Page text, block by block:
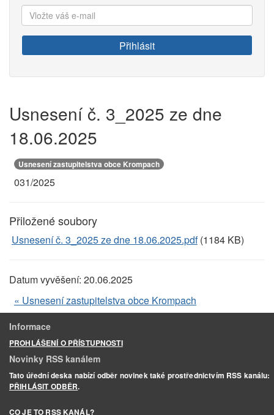
Vložte
váš
e-
mail:
Přihlásit
Usnesení č. 3_2025 ze dne
18.06.2025
Usnesení zastupitelstva obce Krompach
031/2025
Přiložené soubory
Usnesení č. 3_2025 ze dne 18.06.2025.pdf(1184 KB)
Datum vyvěšení: 20.06.2025
« Usnesení zastupitelstva obce Krompach
Informace
PROHLÁŠENÍ O PŘÍSTUPNOSTI
Novinky RSS kanálem
Tato úřední deska nabízí odběr novinek také prostřednictvím RSS kanálu:
PŘIHLÁSIT ODBĚR.
CO JE TO RSS KANÁL?